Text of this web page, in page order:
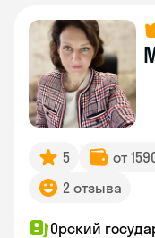
5 от
2 отзыва
Орский